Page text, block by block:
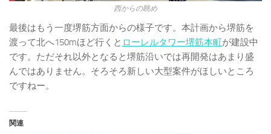
西からの眺め
最後はもう一度堺筋方面からの様子です。本計画から堺筋を
渡って北へ150mほど行くと ローレルタワー堺筋本町が建設中
です。ただそれ以外となると堺筋沿いでは再開発はあまり盛
んではありません。そろそろ新しい大型案件がほしいところ
ですねー。
関連